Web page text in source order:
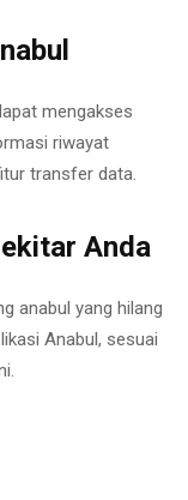
mengakses
riwayat
transfer data.
Anda
anabul yang hilang
Anabul, sesuai